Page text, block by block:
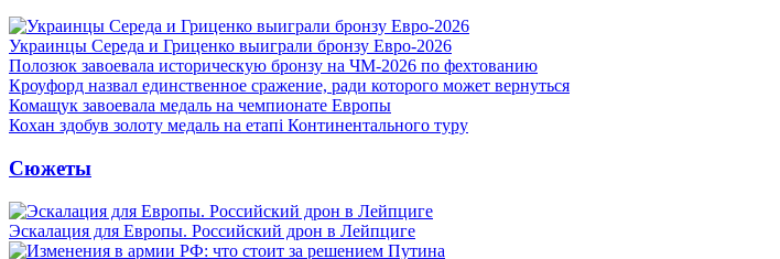
Украинцы Середа и Гриценко выиграли бронзу Евро-2026
Полозюк завоевала историческую бронзу на ЧМ-2026 по фехтованию
Кроуфорд назвал единственное сражение, ради которого может вернуться
Комащук завоевала медаль на чемпионате Европы
Кохан здобув золоту медаль на етапі Континентального туру
Сюжеты
Эскалация для Европы. Российский дрон в Лейпциге